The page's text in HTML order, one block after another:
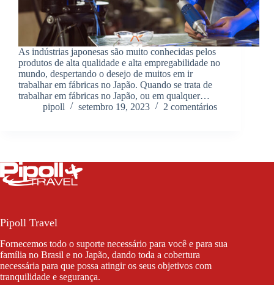
As indústrias japonesas são muito conhecidas pelos
produtos de alta qualidade e alta empregabilidade no
mundo, despertando o desejo de muitos em ir
trabalhar em fábricas no Japão. Quando se trata de
trabalhar em fábricas no Japão, ou em qualquer…
pipoll
setembro 19, 2023 2 comentários
Pipoll Travel
Fornecemos todo o suporte necessário para você e para sua
família no Brasil e no Japão, dando toda a cobertura
necessária para que possa atingir os seus objetivos com
tranquilidade e segurança.